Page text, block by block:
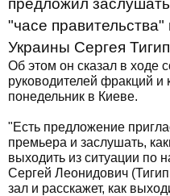
предложил
"часе
Украины Сергея
Об этом он сказал в ходе
руководителей фракций и
понедельник в Киеве.
"Есть предложение
премьера и заслушать,
выходить из ситуации по
Сергей Леонидович
зал и расскажет, как